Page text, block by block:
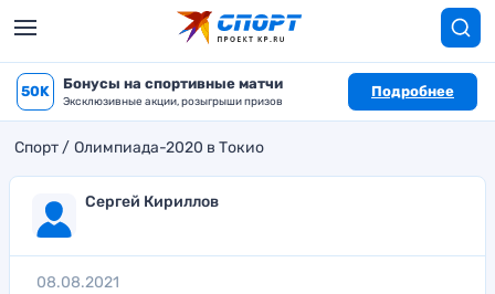
50K Бонусы на спортивные матчи
Эксклюзивные акции, розыгрыши призов
Подробнее
Спорт Олимпиада-2020 в Токио
Сергей Кириллов
08.08.2021